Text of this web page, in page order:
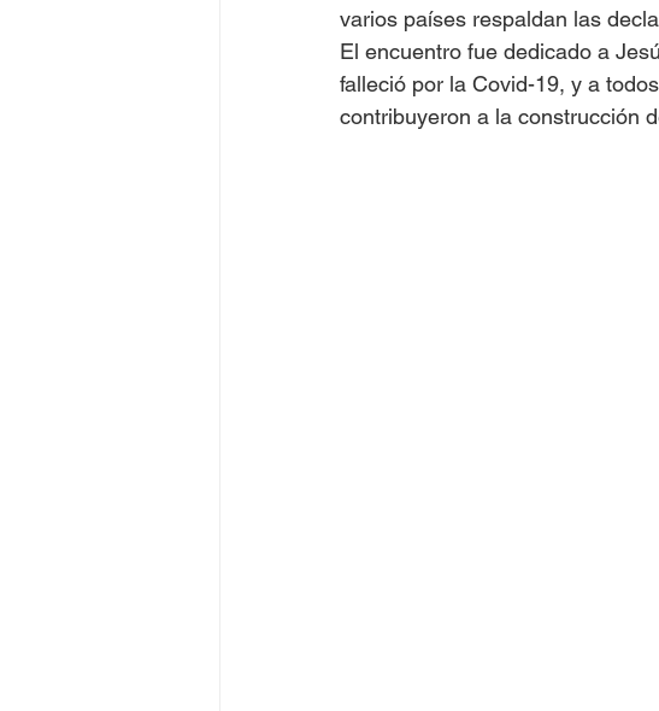
varios países respaldan las
El encuentro fue dedicado a
falleció por la Covid-19, y a
contribuyeron a la construcción